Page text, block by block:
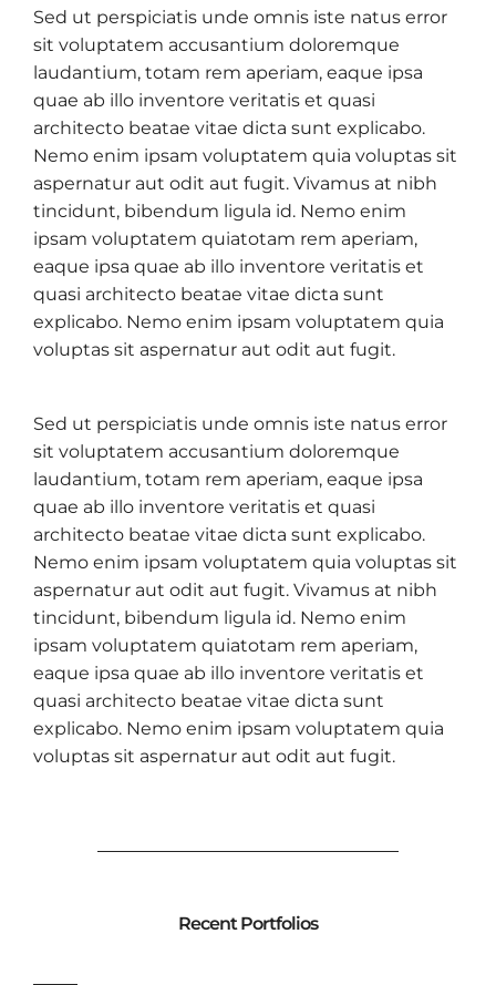
Sed ut perspiciatis unde omnis iste natus error
sit voluptatem accusantium doloremque
laudantium, totam rem aperiam, eaque ipsa
quae ab illo inventore veritatis et quasi
architecto beatae vitae dicta sunt explicabo.
Nemo enim ipsam voluptatem quia voluptas sit
aspernatur aut odit aut fugit. Vivamus at nibh
tincidunt, bibendum ligula id. Nemo enim
ipsam voluptatem quiatotam rem aperiam,
eaque ipsa quae ab illo inventore veritatis et
quasi architecto beatae vitae dicta sunt
explicabo. Nemo enim ipsam voluptatem quia
voluptas sit aspernatur aut odit aut fugit.
Sed ut perspiciatis unde omnis iste natus error
sit voluptatem accusantium doloremque
laudantium, totam rem aperiam, eaque ipsa
quae ab illo inventore veritatis et quasi
architecto beatae vitae dicta sunt explicabo.
Nemo enim ipsam voluptatem quia voluptas sit
aspernatur aut odit aut fugit. Vivamus at nibh
tincidunt, bibendum ligula id. Nemo enim
ipsam voluptatem quiatotam rem aperiam,
eaque ipsa quae ab illo inventore veritatis et
quasi architecto beatae vitae dicta sunt
explicabo. Nemo enim ipsam voluptatem quia
voluptas sit aspernatur aut odit aut fugit.
Recent Portfolios